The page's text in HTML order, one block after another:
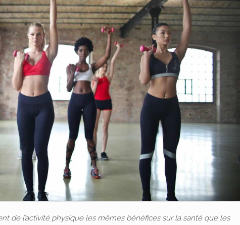
de l’activité physique les mêmes bénéfices sur la santé que les